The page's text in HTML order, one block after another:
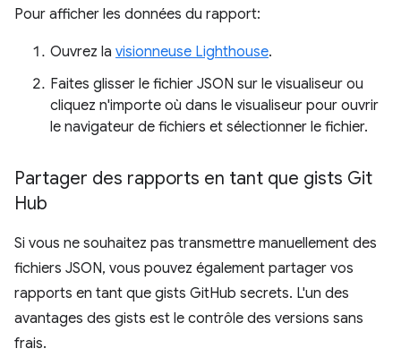
Pour afficher les données du rapport:
Ouvrez la visionneuse Lighthouse.
Faites glisser le fichier JSON sur le visualiseur ou
cliquez n'importe où dans le visualiseur pour ouvrir
le navigateur de fichiers et sélectionner le fichier.
Partager des rapports en tant que gists Git
Hub
Si vous ne souhaitez pas transmettre manuellement des
fichiers JSON, vous pouvez également partager vos
rapports en tant que gists GitHub secrets. L'un des
avantages des gists est le contrôle des versions sans
frais.